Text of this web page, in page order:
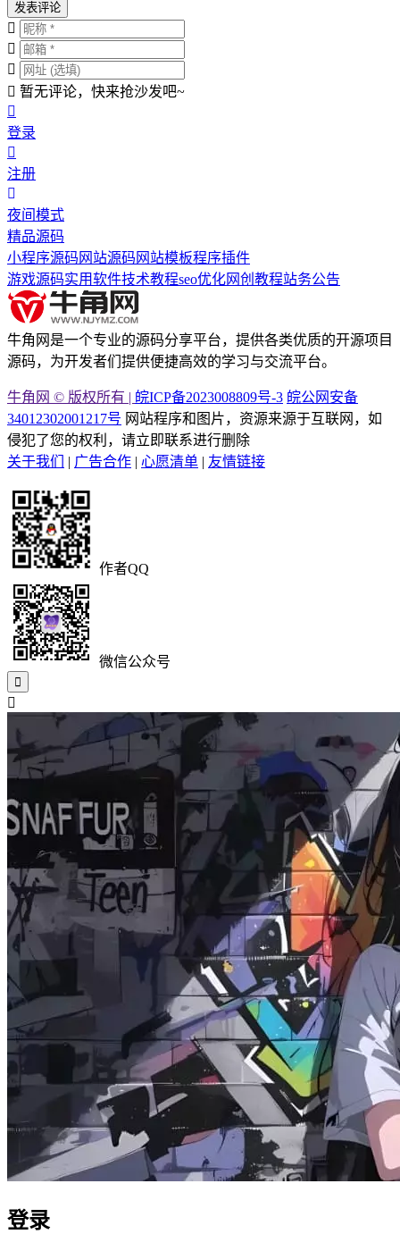
发表评论
暂无评论，快来抢沙发吧~
登录
注册
夜间模式
精品源码
小程序源码 网站源码 网站模板程序插件
游戏源码实用软件技术教程seo优化网创教程站务公告
牛角网是一个专业的源码分享平台，提供各类优质的开源项目
源码，为开发者们提供便捷高效的学习与交流平台。
牛角网 © 版权所有 | 皖ICP备2023008809号-3 皖公网安备
34012302001217号 网站程序和图片，资源来源于互联网，如
侵犯了您的权利，请立即联系进行删除
关于我们
| 广告合作 | 心愿清单 | 友情链接
作者QQ
微信公众号
登录